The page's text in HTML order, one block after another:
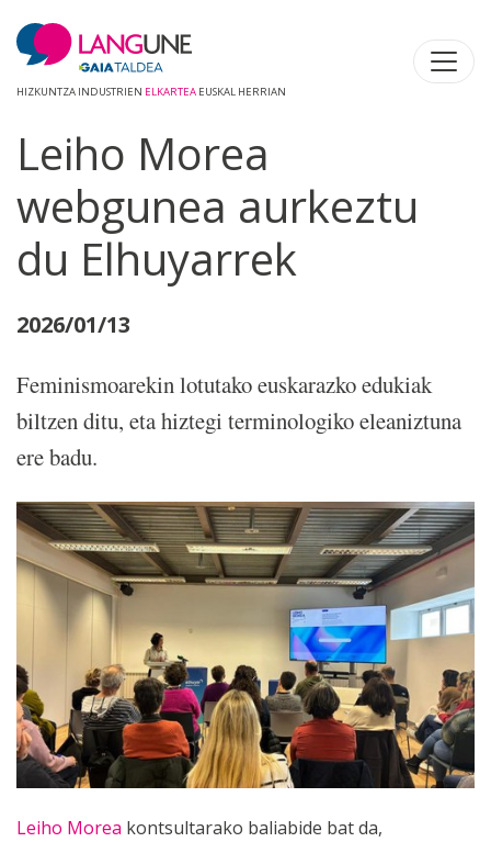
HIZKUNTZA INDUSTRIEN ELKARTEA EUSKAL HERRIAN
Leiho Morea
webgunea aurkeztu
du Elhuyarrek
2026/01/13
Feminismoarekin lotutako euskarazko edukiak
biltzen ditu, eta hiztegi terminologiko eleaniztuna
ere badu.
Leiho Morea kontsultarako baliabide bat da,